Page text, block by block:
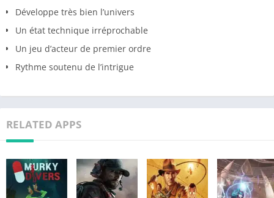
Développe très bien l’univers
Un état technique irréprochable
Un jeu d’acteur de premier ordre
Rythme soutenu de l’intrigue
RELATED APPS